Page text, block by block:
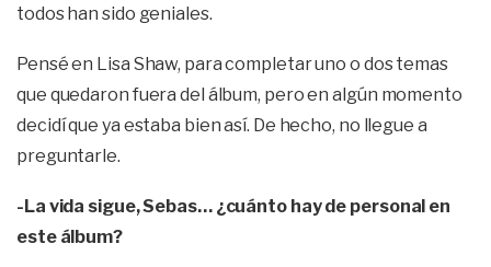
todos han sido geniales.
Pensé en Lisa Shaw, para completar uno o dos temas
que quedaron fuera del álbum, pero en algún momento
decidí que ya estaba bien así. De hecho, no llegue a
preguntarle.
-La vida sigue, Sebas… ¿cuánto hay de personal en
este álbum?